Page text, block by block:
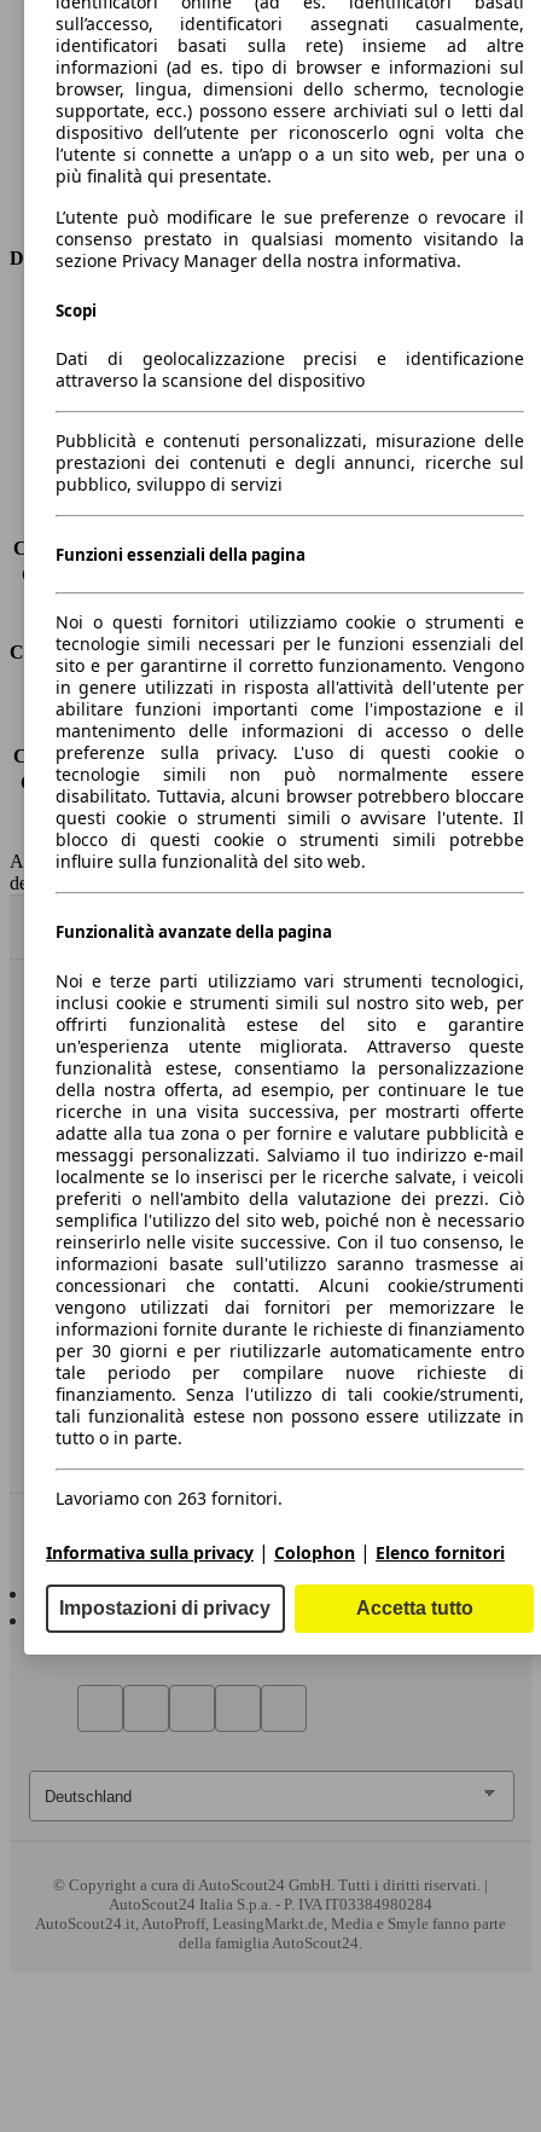
Velocità massima (km/h)
250 km/h
Numero di marce
9
Coppia
750 nm
Cilindrata
2989 ccm
Carburante
Elettrica/Diesel
Cilindri
6
Trasmissione
Automatico
Tipo di trazione
Integrale
Dimensioni
Lunghezza
Larghezza
2000 mm
Passo
2940 mm
Peso massimo
3070 kg
Carico massimo
-
Porte
4
Sedili
5
Carico sul tetto
-
Capacità di traino (senza freni) -
Capacità di traino (con freni)
Volume del bagagliaio
Consumi
Emissioni di CO2*
-
Consumo (urbano)
-
Consumo (extra-urbano)
-
Consumo (combinato)*
Classe di emissione
Euro 6
Capacità del serbatoio
85 l
AutoScout24 non si assume alcuna responsabilità per la correttezza
dei dati.
Benvenuti su AutoScout24, il mercato auto europeo.
Società
A proposito di AutoScout24
Stampa
Media
Condizioni generali
Informazioni
Privacy
Dichiarazione di Accessibilità
Servizi
AutoScout24 per iOS
AutoScout24 per Android
© Copyright a cura di AutoScout24 GmbH. Tutti i diritti riservati. |
AutoScout24 Italia S.p.a. - P. IVA IT03384980284
AutoScout24.it, AutoProff, LeasingMarkt.de, Media e Smyle fanno parte
della famiglia AutoScout24.
sull’accesso, identificatori assegnati casualmente,
identificatori basati sulla rete) insieme ad altre
informazioni (ad es. tipo di browser e informazioni sul
browser, lingua, dimensioni dello schermo, tecnologie
supportate, ecc.) possono essere archiviati sul o letti dal
dispositivo dell’utente per riconoscerlo ogni volta che
l’utente si connette a un’app o a un sito web, per una o
più finalità qui presentate.
L’utente può modificare le sue preferenze o revocare il
consenso prestato in qualsiasi momento visitando la
sezione Privacy Manager della nostra informativa.
Scopi
Dati di geolocalizzazione precisi e identificazione
attraverso la scansione del dispositivo
Pubblicità e contenuti personalizzati, misurazione delle
prestazioni dei contenuti e degli annunci, ricerche sul
pubblico, sviluppo di servizi
Funzioni essenziali della pagina
Noi o questi fornitori utilizziamo cookie o strumenti e
tecnologie simili necessari per le funzioni essenziali del
sito e per garantirne il corretto funzionamento. Vengono
in genere utilizzati in risposta all'attività dell'utente per
abilitare funzioni importanti come l'impostazione e il
mantenimento delle informazioni di accesso o delle
preferenze sulla privacy. L'uso di questi cookie o
tecnologie simili non può normalmente essere
disabilitato. Tuttavia, alcuni browser potrebbero bloccare
questi cookie o strumenti simili o avvisare l'utente. Il
blocco di questi cookie o strumenti simili potrebbe
influire sulla funzionalità del sito web.
Funzionalità avanzate della pagina
Noi e terze parti utilizziamo vari strumenti tecnologici,
inclusi cookie e strumenti simili sul nostro sito web, per
offrirti funzionalità estese del sito e garantire
un'esperienza utente migliorata. Attraverso queste
funzionalità estese, consentiamo la personalizzazione
della nostra offerta, ad esempio, per continuare le tue
ricerche in una visita successiva, per mostrarti offerte
adatte alla tua zona o per fornire e valutare pubblicità e
messaggi personalizzati. Salviamo il tuo indirizzo e-mail
localmente se lo inserisci per le ricerche salvate, i veicoli
preferiti o nell'ambito della valutazione dei prezzi. Ciò
semplifica l'utilizzo del sito web, poiché non è necessario
reinserirlo nelle visite successive. Con il tuo consenso, le
informazioni basate sull'utilizzo saranno trasmesse ai
concessionari che contatti. Alcuni cookie/strumenti
vengono utilizzati dai fornitori per memorizzare le
informazioni fornite durante le richieste di finanziamento
per 30 giorni e per riutilizzarle automaticamente entro
tale periodo per compilare nuove richieste di
finanziamento. Senza l'utilizzo di tali cookie/strumenti,
tali funzionalità estese non possono essere utilizzate in
tutto o in parte.
Lavoriamo con 263 fornitori.
Informativa sulla privacy | Colophon | Elenco fornitori
Impostazioni di privacy Accetta tutto